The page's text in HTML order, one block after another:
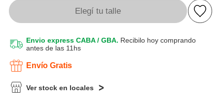
Elegí tu talle
Envio express CABA / GBA. Recibilo hoy comprando
antes de las 11hs
Envío Gratis
Ver stock en locales